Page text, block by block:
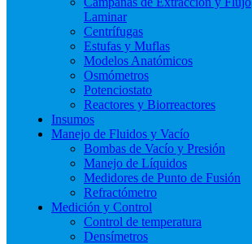
Laminar
Centrífugas
Estufas y Muflas
Modelos Anatómicos
Osmómetros
Potenciostato
Reactores y Biorreactores
Insumos
Manejo de Fluidos y Vacío
Bombas de Vacío y Presión
Manejo de Líquidos
Medidores de Punto de Fusión
Refractómetro
Medición y Control
Control de temperatura
Densímetros